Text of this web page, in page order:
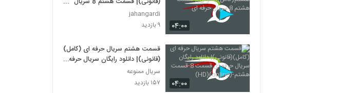
۰۴:۰۰
حرفه ای
jahangardi
۹ بازدید
۰۴:۰۰
قسمت هشتم سریال حرفه ای (کامل)
(قانونی)| دانلود رایگان سریال حرفه
ای قسمت 8-قسمت هشتم-
(online)(HD)
سریال ممنوعه
۱۵۷ بازدید